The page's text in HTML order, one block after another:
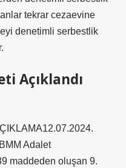
tekrar cezaevine
denetimli serbestlik
Açıklandı
Adalet
maddeden oluşan 9.